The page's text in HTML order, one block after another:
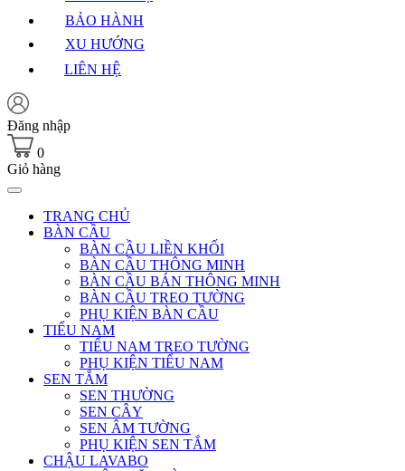
BẢO HÀNH
XU HƯỚNG
LIÊN HỆ
Đăng nhập
0
Giỏ hàng
TRANG CHỦ
BÀN CẦU
BÀN CẦU LIỀN KHỐI
BÀN CẦU THÔNG MINH
BÀN CẦU BÁN THÔNG MINH
BÀN CẦU TREO TƯỜNG
PHỤ KIỆN BÀN CẦU
TIỂU NAM
TIỂU NAM TREO TƯỜNG
PHỤ KIỆN TIỂU NAM
SEN TẮM
SEN THƯỜNG
SEN CÂY
SEN ÂM TƯỜNG
PHỤ KIỆN SEN TẮM
CHẬU LAVABO